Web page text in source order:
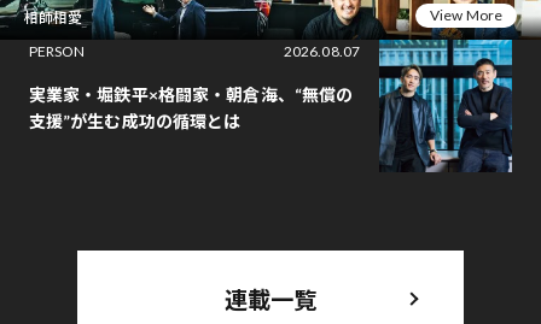
相師相愛
View More
PERSON
2026.08.07
実業家・堀鉄平×格闘家・朝倉海、“無償の
支援”が生む成功の循環とは
連載一覧